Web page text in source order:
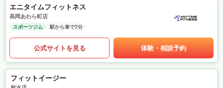
エニタイムフィットネス
高岡あわら町店
スポーツジム 駅から車で7分
公式サイトを見る 体験・相談予約
フィットイージー